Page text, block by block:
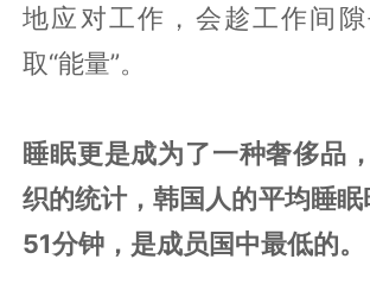
地应对工作，会趁工作间
取“能量”。
睡眠更是成为了一种奢侈品
织的统计，韩国人的平均睡
51分钟，是成员国中最低的。